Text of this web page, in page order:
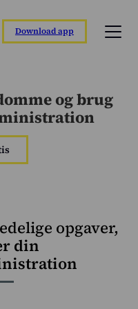
Download app
fra appen.
og medarbejdere.
system.
og brug
opgaver,
din